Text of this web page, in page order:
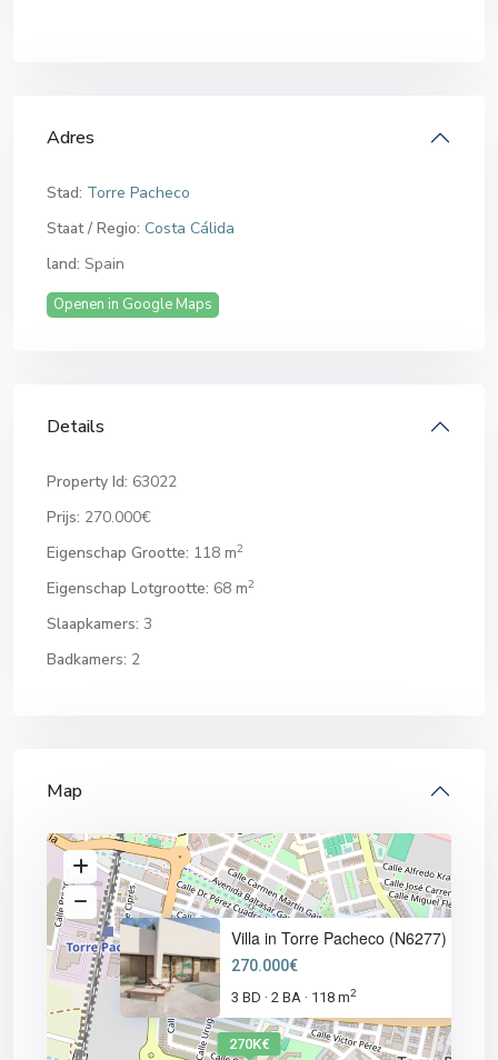
Adres
Stad: Torre Pacheco
Staat / Regio: Costa Cálida
land: Spain
Openen in Google Maps
Details
Property Id: 63022
Prijs: 270.000€
Eigenschap Grootte: 118 m2
Eigenschap Lotgrootte: 68 m2
Slaapkamers: 3
Badkamers: 2
Map
270K€
Villa in Torre Pacheco (N6277)
270.000€
3 BD · 2 BA · 118 m2